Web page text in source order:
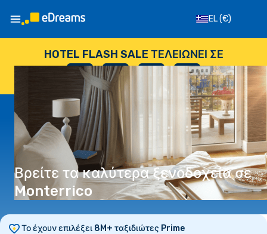
EL(€)
HOTEL FLASH SALE ΤΕΛΕΙΏΝΕΙ ΣΕ
--
ΗΜΈΡΕΣ
: --
ΏΡΕΣ
: --
ΔΕΥΤΕΡΌΛΕΠΤΑ
Βρείτε τα καλύτερα ξενοδοχεία σε
Monterrico
Το έχουν επιλέξει 8M+ ταξιδιώτες Prime